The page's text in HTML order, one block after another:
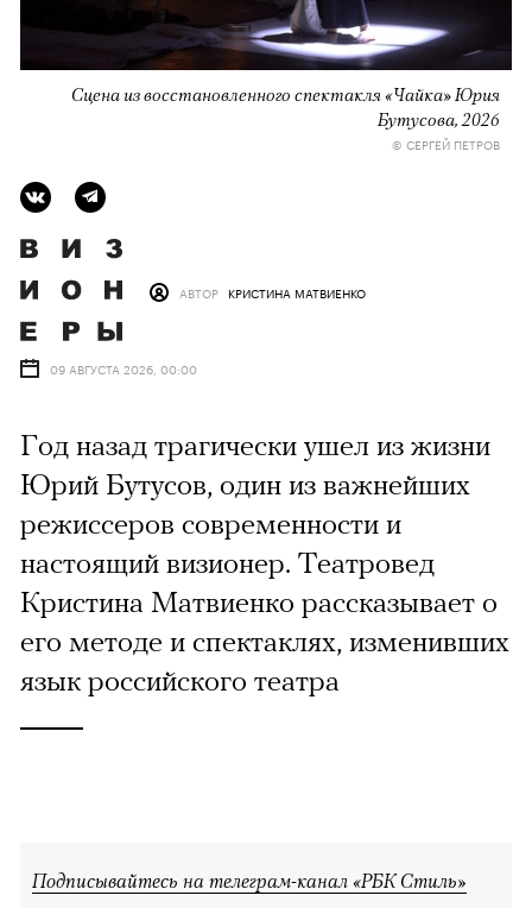
Сцена из восстановленного спектакля «Чайка» Юрия
Бутусова, 2026
© СЕРГЕЙ ПЕТРОВ
АВТОР КРИСТИНА МАТВИЕНКО
09 АВГУСТА 2026, 00:00
Год назад трагически ушел из жизни
Юрий Бутусов, один из важнейших
режиссеров современности и
настоящий визионер. Театровед
Кристина Матвиенко рассказывает о
его методе и спектаклях, изменивших
язык российского театра
Подписывайтесь на телеграм-канал «РБК Стиль»